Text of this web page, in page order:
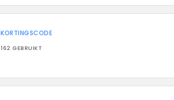
KORTINGSCODE
162 GEBRUIKT